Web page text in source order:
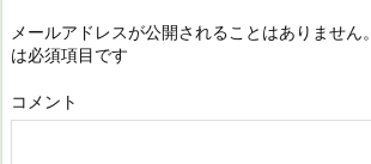
メールアドレスが公開されることはありません。
は必須項目です
コメント